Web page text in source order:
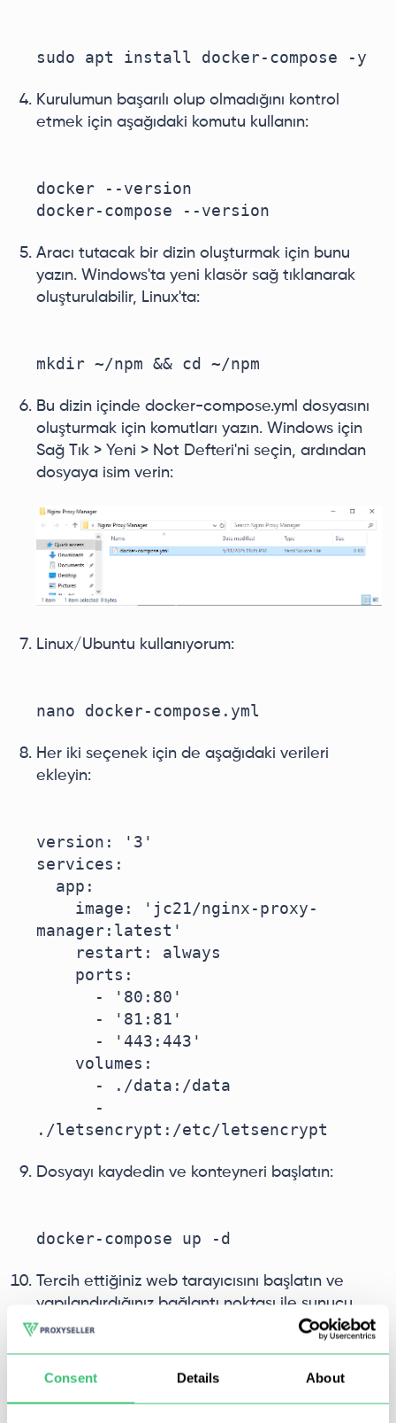
Consent Details About
Kurulumun başarılı olup olmadığını kontrol
etmek için aşağıdaki komutu kullanın:
docker --version
Aracı tutacak bir dizin oluşturmak için bunu
yazın. Windows'ta yeni klasör sağ tıklanarak
oluşturulabilir, Linux'ta:
Bu dizin içinde docker-compose.yml dosyasını
oluşturmak için komutları yazın. Windows için
Sağ Tık > Yeni > Not Defteri'ni seçin, ardından
dosyaya isim verin:
Linux/Ubuntu kullanıyorum:
Her iki seçenek için de aşağıdaki verileri
ekleyin:
version: '3'
services:
manager:latest'
Dosyayı kaydedin ve konteyneri başlatın:
Tercih ettiğiniz web tarayıcısını başlatın ve
yapılandırdığınız bağlantı noktası ile sunucu
adresini yazın. Bu örnekte 81 numaralı bağlantı